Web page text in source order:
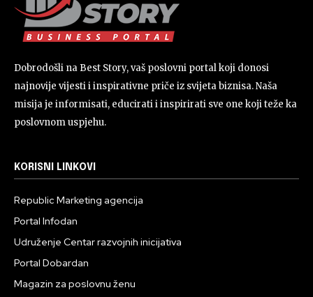
Dobrodošli na Best Story, vaš poslovni portal koji donosi
najnovije vijesti i inspirativne priče iz svijeta biznisa. Naša
misija je informisati, educirati i inspirirati sve one koji teže ka
poslovnom uspjehu.
KORISNI LINKOVI
Republic Marketing agencija
Portal Infodan
Udruženje Centar razvojnih inicijativa
Portal Dobardan
Magazin za poslovnu ženu